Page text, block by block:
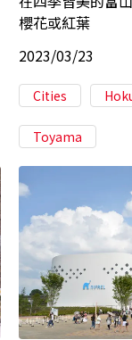
櫻花或紅葉
2023/03/23
Cities
Toyama